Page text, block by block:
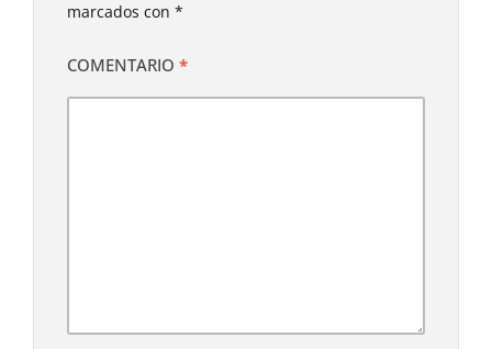
marcados con *
COMENTARIO *